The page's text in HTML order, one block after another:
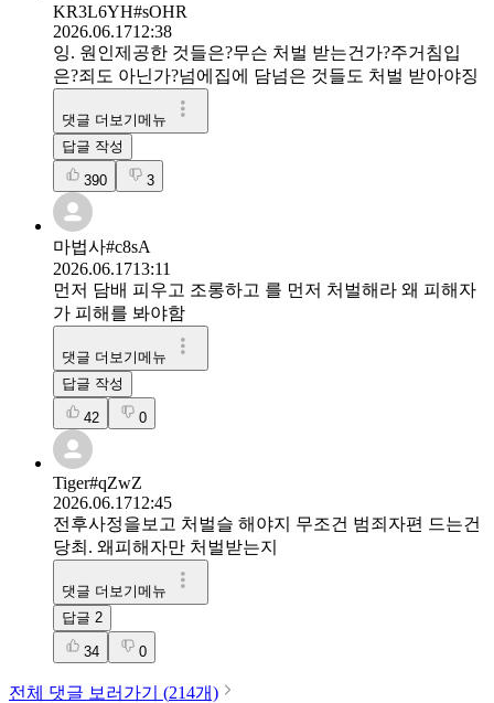
KR3L6YH#sOHR
2026.06.1712:38
잉. 원인제공한 것들은?무슨 처벌 받는건가?주거침입
은?죄도 아닌가?넘에집에 담넘은 것들도 처벌 받아야징
댓글 더보기메뉴
답글 작성
390 3
마법사#c8sA
2026.06.1713:11
먼저 담배 피우고 조롱하고 를 먼저 처벌해라 왜 피해자
가 피해를 봐야함
댓글 더보기메뉴
답글 작성
42 0
Tiger#qZwZ
2026.06.1712:45
전후사정을보고 처벌슬 해야지 무조건 범죄자편 드는건
당최. 왜피해자만 처벌받는지
댓글 더보기메뉴
답글 2
34 0
전체 댓글 보러가기 (214개)